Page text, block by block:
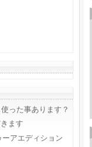
った事あります？
ます
アエディション